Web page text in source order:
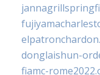
donglaishun-
fiamc-